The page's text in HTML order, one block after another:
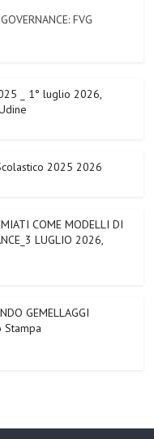
FVG
_ 1° luglio 2026,
2025 2026
COME MODELLI DI
LUGLIO 2026,
GEMELLAGGI
Stampa